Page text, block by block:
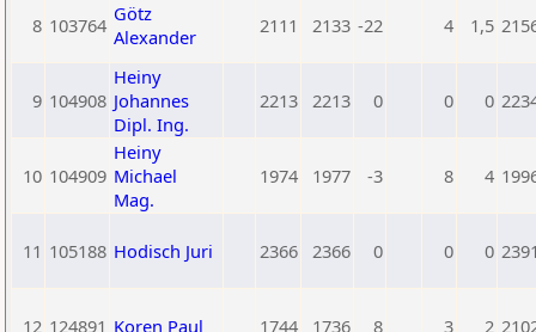
8 103764 Götz
Alexander
2111 2133 -22 4 1,5
9 104908
Heiny
Johannes
Dipl. Ing.
2213 2213 0 0 0
10 104909
Heiny
Michael
Mag.
1974 1977 -3 8 4
11 105188 Hodisch Juri 2366 2366 0 0 0
12 124891 Koren Paul 1744 1736 8 3 2